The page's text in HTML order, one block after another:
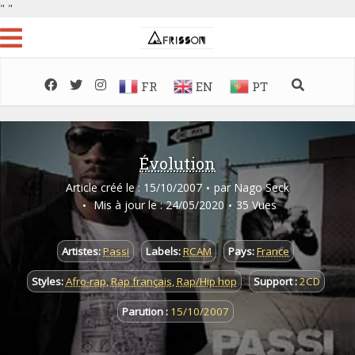
" "
FR EN PT
Évolution
Article créé le : 15/10/2007 par Nago Seck
Mis à jour le : 24/05/2020
35 Vues
Artistes:Passi Labels:RCAM Pays:France
Styles:Afro-rap,Rap français,Rap/Hip hop Support :2CD
Parution : 15/10/2007